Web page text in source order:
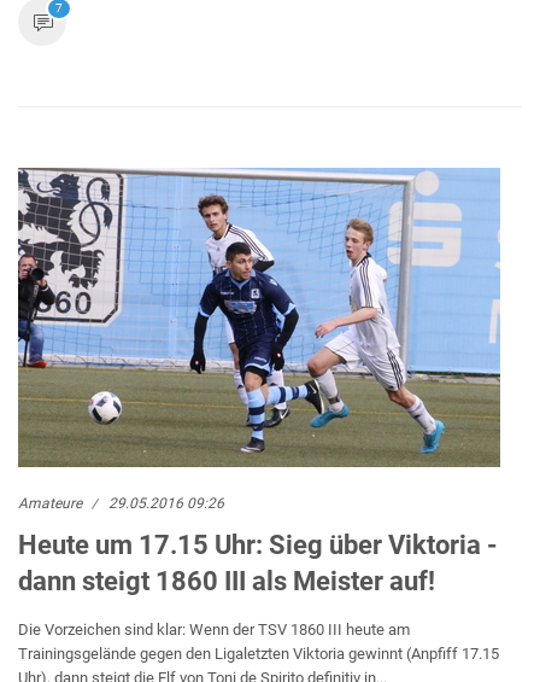
7
Amateure 29.05.2016 09:26
Heute um 17.15 Uhr: Sieg über Viktoria -
dann steigt 1860 III als Meister auf!
Die Vorzeichen sind klar: Wenn der TSV 1860 III heute am
Trainingsgelände gegen den Ligaletzten Viktoria gewinnt (Anpfiff 17.15
Uhr), dann steigt die Elf von Toni de Spirito definitiv in...